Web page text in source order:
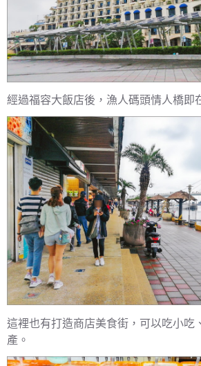
經過福容大飯店後，漁人碼頭情人橋即
這裡也有打造商店美食街，可以吃小吃
產。